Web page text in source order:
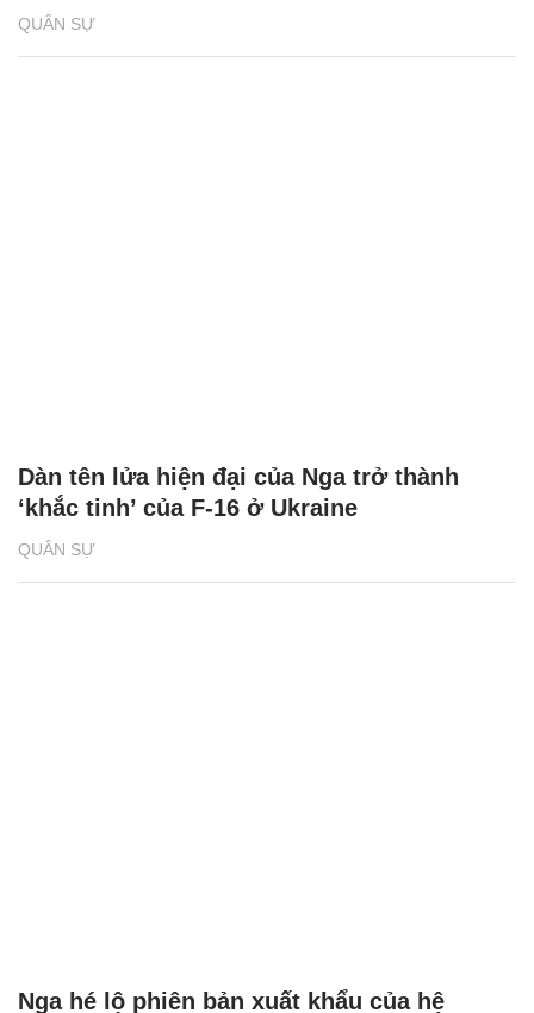
QUÂN SỰ
QUÂN SỰ
Dàn tên lửa hiện đại của Nga trở thành
‘khắc tinh’ của F-16 ở Ukraine
Nga hé lộ phiên bản xuất khẩu của hệ